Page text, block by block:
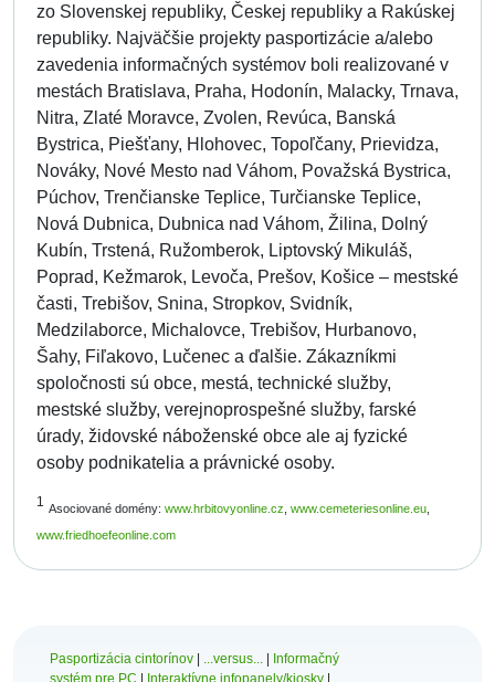
zo Slovenskej republiky, Českej republiky a Rakúskej
republiky. Najväčšie projekty pasportizácie a/alebo
zavedenia informačných systémov boli realizované v
mestách Bratislava, Praha, Hodonín, Malacky, Trnava,
Nitra, Zlaté Moravce, Zvolen, Revúca, Banská
Bystrica, Piešťany, Hlohovec, Topoľčany, Prievidza,
Nováky, Nové Mesto nad Váhom, Považská Bystrica,
Púchov, Trenčianske Teplice, Turčianske Teplice,
Nová Dubnica, Dubnica nad Váhom, Žilina, Dolný
Kubín, Trstená, Ružomberok, Liptovský Mikuláš,
Poprad, Kežmarok, Levoča, Prešov, Košice – mestské
časti, Trebišov, Snina, Stropkov, Svidník,
Medzilaborce, Michalovce, Trebišov, Hurbanovo,
Šahy, Fiľakovo, Lučenec a ďalšie. Zákazníkmi
spoločnosti sú obce, mestá, technické služby,
mestské služby, verejnoprospešné služby, farské
úrady, židovské náboženské obce ale aj fyzické
osoby podnikatelia a právnické osoby.
1 Asociované domény: www.hrbitovyonline.cz www.cemeteriesonline.eu
www.friedhoefeonline.com
Pasportizácia cintorínov ...versus...
Informačný
systém pre PC
Interaktívne infopanely/kiosky